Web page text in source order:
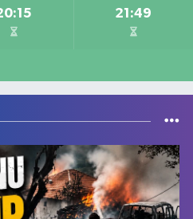
21:49